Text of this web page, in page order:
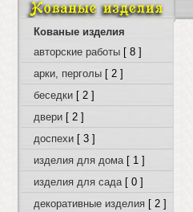
Кованые изделия
авторские работы [ 8 ]
арки, перголы [ 2 ]
беседки [ 2 ]
двери [ 2 ]
доспехи [ 3 ]
изделия для дома[ 1 ]
изделия для сада[ 0 ]
декоративные изделия [ 2 ]